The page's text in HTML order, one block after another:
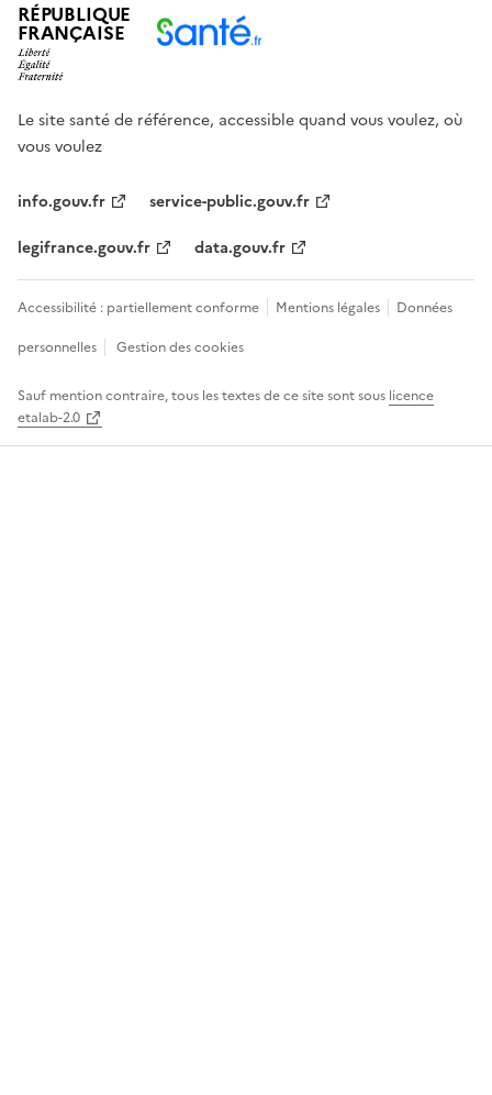
RÉPUBLIQUE
FRANÇAISE
Le site santé de référence, accessible quand vous voulez, où
vous voulez
info.gouv.fr
service-public.gouv.fr
legifrance.gouv.fr
data.gouv.fr
Accessibilité : partiellement conforme Mentions légales
Données
personnelles
Gestion des cookies
Sauf mention contraire, tous les textes de ce site sont sous licence
etalab-2.0